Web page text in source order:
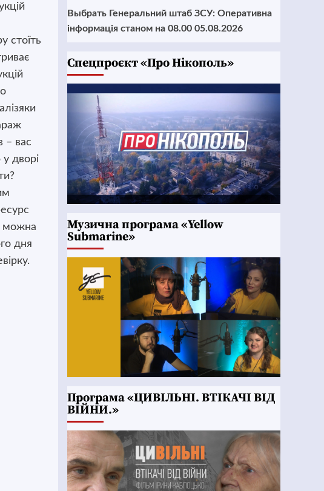
стоїть
– вас
дворі
можна
дня
Выбрать Генеральний штаб ЗСУ: Оперативна
інформація станом на 08.00 05.08.2026
Cпецпроєкт «Про Нікополь»
Музична програма «Yellow
Submarine»
Програма «ЦИВІЛЬНІ. ВТІКАЧІ ВІД
ВІЙНИ.»